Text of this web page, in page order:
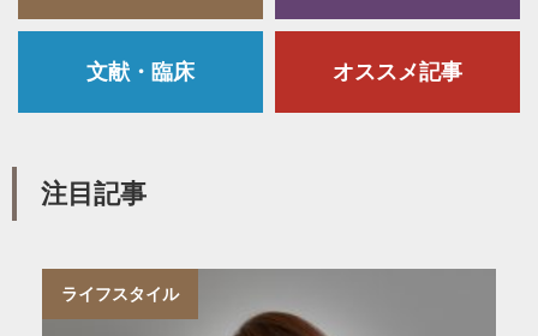
文献・臨床 オススメ記事
注目記事
ライフスタイル